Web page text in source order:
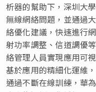
析器的幫助下，深圳大
無線網絡問題，並通過
絡優化建議，快速進行
射功率調整、信道調優
絡管理人員實現應用可
基於應用的精細化運維
通過不斷在線訓練，華